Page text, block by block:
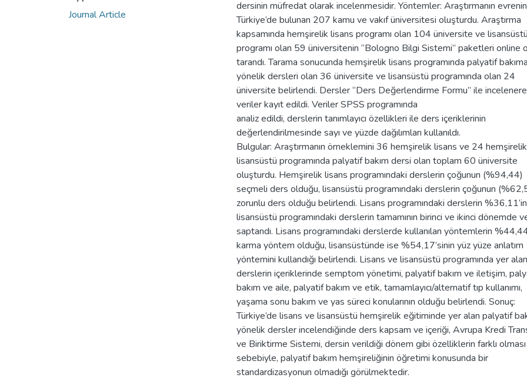
Journal Article
dersinin müfredat olarak incelenmesidir. Yöntemler: Araştırmanın
Türkiye’de bulunan 207 kamu ve vakıf üniversitesi oluşturdu. Araştırma
kapsamında hemşirelik lisans programı olan 104 üniversite ve lisansüstü
programı olan 59 üniversitenin ‘‘Bologno Bilgi Sistemi’’ paketleri online
tarandı. Tarama sonucunda hemşirelik lisans programında palyatif bakıma
yönelik dersleri olan 36 üniversite ve lisansüstü programında olan 24
üniversite belirlendi. Dersler “Ders Değerlendirme Formu” ile
veriler kayıt edildi. Veriler SPSS programında
analiz edildi, derslerin tanımlayıcı özellikleri ile ders içeriklerinin
değerlendirilmesinde sayı ve yüzde dağılımları kullanıldı.
Bulgular: Araştırmanın örneklemini 36 hemşirelik lisans ve 24 hemşirelik
lisansüstü programında palyatif bakım dersi olan toplam 60 üniversite
oluşturdu. Hemşirelik lisans programındaki derslerin çoğunun (%94,44)
seçmeli ders olduğu, lisansüstü programındaki derslerin çoğunun
zorunlu ders olduğu belirlendi. Lisans programındaki derslerin
lisansüstü programındaki derslerin tamamının birinci ve ikinci dönemde
saptandı. Lisans programındaki derslerde kullanılan yöntemlerin
karma yöntem olduğu, lisansüstünde ise %54,17’sinin yüz yüze anlatım
yöntemini kullandığı belirlendi. Lisans ve lisansüstü programında yer alan
derslerin içeriklerinde semptom yönetimi, palyatif bakım ve iletişim,
bakım ve aile, palyatif bakım ve etik, tamamlayıcı/alternatif tıp kullanımı,
yaşama sonu bakım ve yas süreci konularının olduğu belirlendi. Sonuç:
Türkiye’de lisans ve lisansüstü hemşirelik eğitiminde yer alan palyatif
yönelik dersler incelendiğinde ders kapsam ve içeriği, Avrupa Kredi
ve Biriktirme Sistemi, dersin verildiği dönem gibi özelliklerin farklı olması
sebebiyle, palyatif bakım hemşireliğinin öğretimi konusunda bir
standardizasyonun olmadığı görülmektedir.